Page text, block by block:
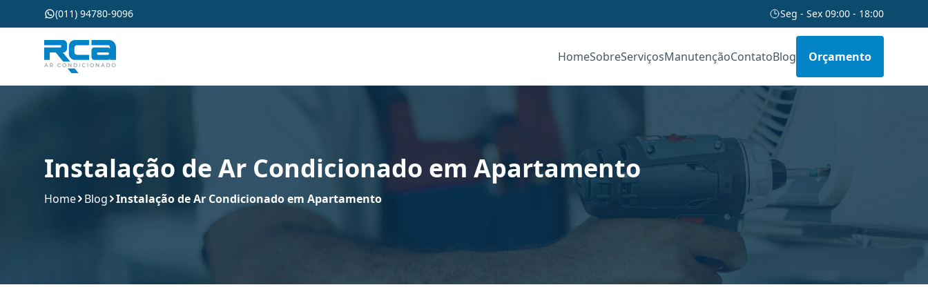
(011) 94780-9096 Seg - Sex 09:00 - 18:00
HomeSobreServiçosManutençãoContatoBlog Orçamento
Instalação de Ar Condicionado em Apartamento
Home Blog Instalação de Ar Condicionado em Apartamento